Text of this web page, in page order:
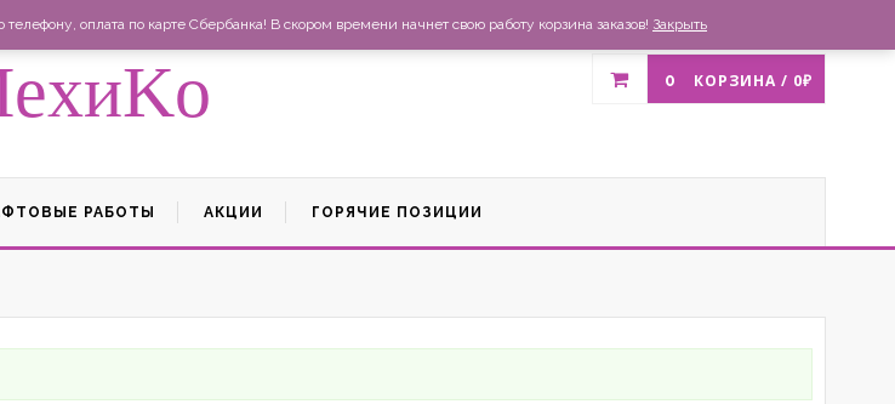
Магазин Доставка и оплата Список желаний
0 КОРЗИНА / 0₽
РАБОТЫ АКЦИИ ГОРЯЧИЕ ПОЗИЦИИ
оплата по карте Сбербанка! В скором времени начнет свою работу корзина заказов! Закрыть